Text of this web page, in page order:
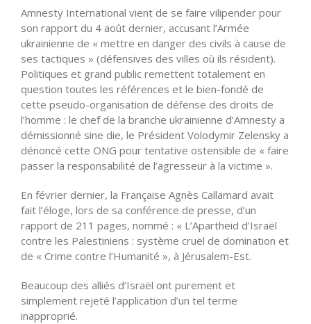
Amnesty International vient de se faire vilipender pour
son rapport du 4 août dernier, accusant l’Armée
ukrainienne de « mettre en danger des civils à cause de
ses tactiques » (défensives des villes où ils résident).
Politiques et grand public remettent totalement en
question toutes les références et le bien-fondé de
cette pseudo-organisation de défense des droits de
l’homme : le chef de la branche ukrainienne d’Amnesty a
démissionné sine die, le Président Volodymir Zelensky a
dénoncé cette ONG pour tentative ostensible de « faire
passer la responsabilité de l’agresseur à la victime ».
En février dernier, la Française Agnès Callamard avait
fait l’éloge, lors de sa conférence de presse, d’un
rapport de 211 pages, nommé : « L’Apartheid d’Israël
contre les Palestiniens : système cruel de domination et
de « Crime contre l’Humanité », à Jérusalem-Est.
Beaucoup des alliés d’Israël ont purement et
simplement rejeté l’application d’un tel terme
inapproprié.